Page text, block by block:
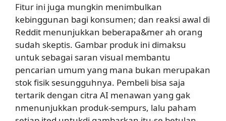
Fitur ini juga mungkin menimbulkan
kebinggunan bagi konsumen; dan reaksi awal di
Reddit menunjukkan beberapa&mer ah orang
sudah skeptis. Gambar produk ini dimaksu
untuk sebagai saran visual membantu
pencarian umum yang mana bukan merupakan
stok fisik sesungguhnya. Pembeli bisa saja
tertarik dengan citra AI menawan yang gak
nmenunjukkan produk-sempurs, lalu paham